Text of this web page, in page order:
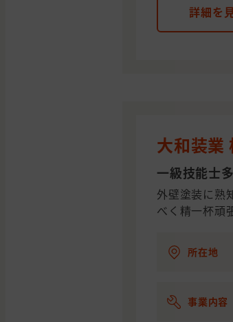
詳細を
大和装業
一級技能士
外壁塗装に熟
べく精一杯頑
所在地
事業内容